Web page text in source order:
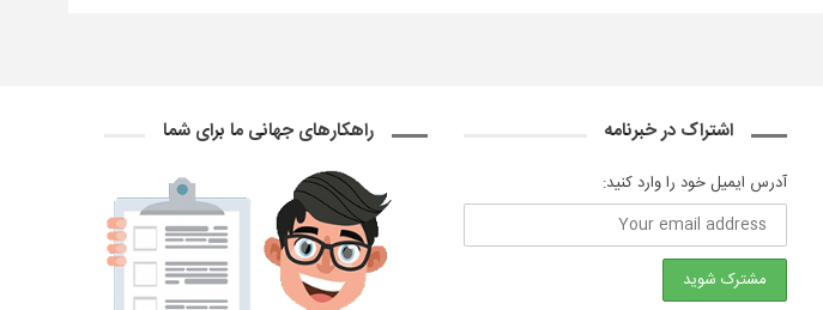
اشتراک در خبرنامه
آدرس ایمیل خود را وارد کنید:
راهکارهای جهانی ما برای شما